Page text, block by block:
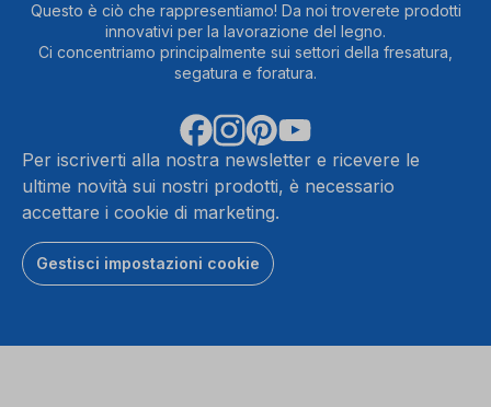
Questo è ciò che rappresentiamo! Da noi troverete prodotti
innovativi per la lavorazione del legno.
Ci concentriamo principalmente sui settori della fresatura,
segatura e foratura.
Per iscriverti alla nostra newsletter e ricevere le
ultime novità sui nostri prodotti, è necessario
accettare i cookie di marketing.
Gestisci impostazioni cookie